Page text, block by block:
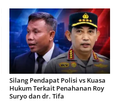
Silang Pendapat Polisi vs Kuasa
Hukum Terkait Penahanan Roy
Suryo dan dr. Tifa